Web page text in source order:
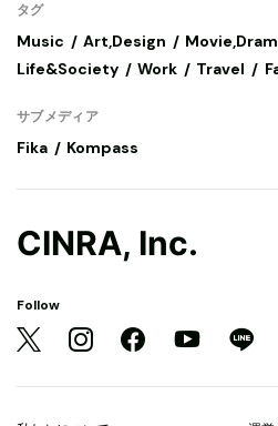
タグ
Music Art,Design
Life&Society
Work Travel
サブメディア
Fika Kompass
CINRA, Inc.
Follow